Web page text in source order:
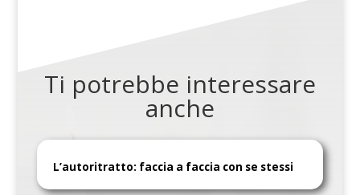
Ti potrebbe interessare
anche
L’autoritratto: faccia a faccia con se stessi